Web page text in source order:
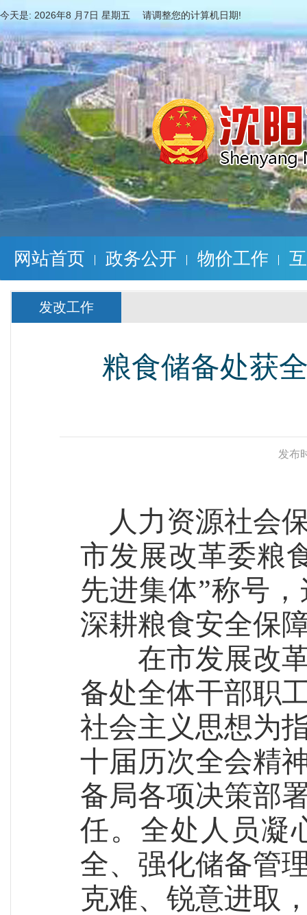
今天是: 2026年8 月7日 星期五 请调整您的计算机日期!
网站首页 政务公开 物价工作
发改工作
粮食储备处获
发布
人力资源社会
市发展改革委粮
先进集体”称号
深耕粮食安全保
在市发展改
备处全体干部职
社会主义思想为
十届历次全会精
备局各项决策部
任。全处人员凝
全、强化储备管
克难、锐意进取